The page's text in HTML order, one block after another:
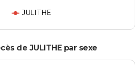
JULITHE
de JULITHE par sexe